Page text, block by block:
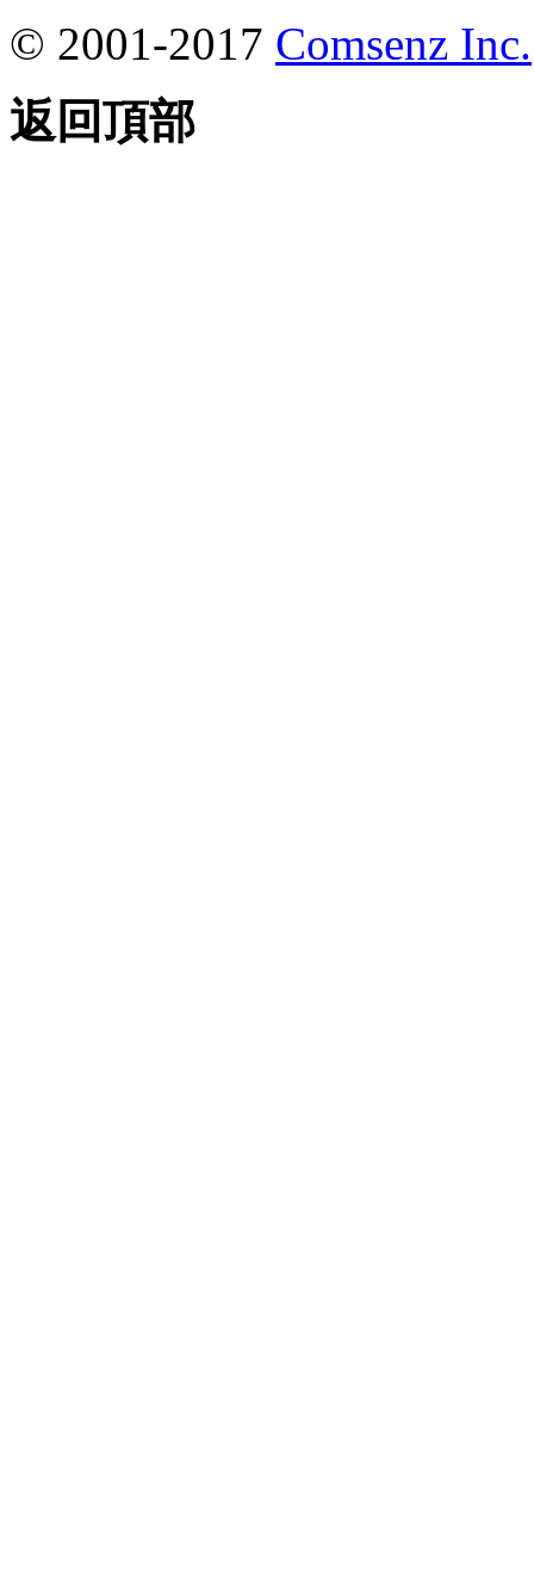
© 2001-2017 Comsenz Inc.
返回頂部